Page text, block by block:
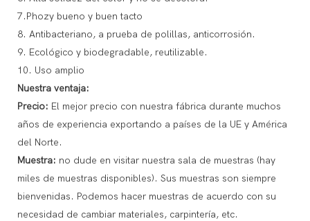
7.Phozy bueno y buen tacto
8. Antibacteriano, a prueba de polillas, anticorrosión.
9. Ecológico y biodegradable, reutilizable.
10. Uso amplio
Nuestra ventaja:
Precio: El mejor precio con nuestra fábrica durante muchos
años de experiencia exportando a países de la UE y América
del Norte.
Muestra: no dude en visitar nuestra sala de muestras (hay
miles de muestras disponibles). Sus muestras son siempre
bienvenidas. Podemos hacer muestras de acuerdo con su
necesidad de cambiar materiales, carpintería, etc.